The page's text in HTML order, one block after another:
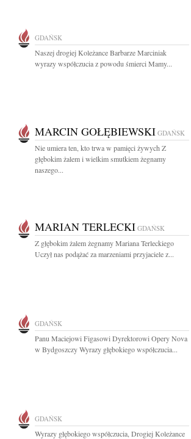
GDAŃSK
Naszej drogiej Koleżance Barbarze Marciniak
wyrazy współczucia z powodu śmierci Mamy...
MARCIN GOŁĘBIEWSKI GDAŃSK
Nie umiera ten, kto trwa w pamięci żywych Z
głębokim żalem i wielkim smutkiem żegnamy
naszego...
MARIAN TERLECKI GDAŃSK
Z głębokim żalem żegnamy Mariana Terleckiego
Uczył nas podążać za marzeniami przyjaciele z...
GDAŃSK
Panu Maciejowi Figasowi Dyrektorowi Opery Nova
w Bydgoszczy Wyrazy głębokiego współczucia...
GDAŃSK
Wyrazy głębokiego współczucia, Drogiej Koleżance